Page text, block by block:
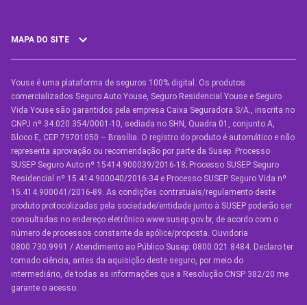
MAPA DO SITE
SEGUROS
Seguro Auto
Seguro Auto para Terceiros
Seguro por Marcas de Carro
Seguro Residencial
Seguro de Vida
Manual de Assistências
Condições Gerais
Youse é uma plataforma de seguros 100% digital. Os produtos
comercializados Seguro Auto Youse, Seguro Residencial Youse e Seguro
Vida Youse são garantidos pela empresa Caixa Seguradora S/A., inscrita no
CNPJ nº 34.020.354/0001-10, sediada no SHN, Quadra 01, conjunto A,
Bloco E, CEP 79701050 – Brasília. O registro do produto é automático e não
representa aprovação ou recomendação por parte da Susep. Processo
SUSEP Seguro Auto nº 15414.900039/2016-18; Processo SUSEP Seguro
Residencial nº 15.414.900040/2016-34 e Processo SUSEP Seguro Vida nº
15.414.900041/2016-89. As condições contratuais/regulamento deste
produto protocolizadas pela sociedade/entidade junto à SUSEP poderão ser
consultadas no endereço eletrônico www.susep.gov.br, de acordo com o
número de processos constante da apólice/proposta. Ouvidoria
0800.730.9991 / Atendimento ao Público Susep: 0800.021.8484. Declaro ter
tomado ciência, antes da aquisição deste seguro, por meio do
intermediário, de todas as informações que a Resolução CNSP 382/20 me
garante o acesso.